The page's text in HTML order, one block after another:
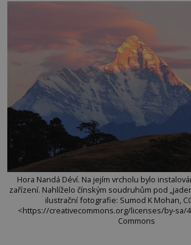
Hora Nandá Déví. Na jejím vrcholu bylo
zařízení. Nahlíželo čínským soudruhům pod
ilustrační fotografie: Sumod K Mohan,
<https://creativecommons.org/licenses/by-sa/
Commons